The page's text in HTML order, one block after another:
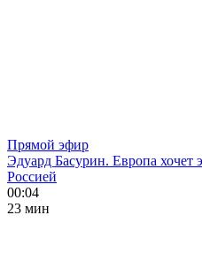
Прямой эфир
Эдуард Басурин. Европа хочет
Россией
00:04
23 мин